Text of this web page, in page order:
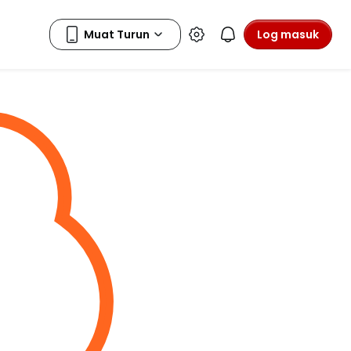
Log masuk